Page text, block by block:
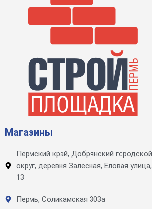
Магазины
Пермский край, Добрянский городской
округ, деревня Залесная, Еловая улица,
13
Пермь, Соликамская 303а